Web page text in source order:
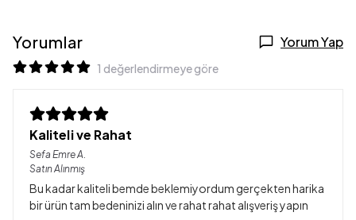
Yorumlar Yorum Yap
1 değerlendirmeye göre
Kaliteli ve Rahat
Sefa EmreA.
Satın Alınmış
Bu kadar kaliteli bemde beklemiyordum gerçekten harika
bir ürün tam bedeninizi alın ve rahat rahat alışveriş yapın